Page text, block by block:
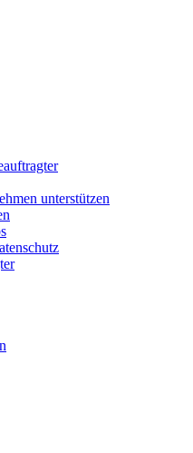
unterstützen